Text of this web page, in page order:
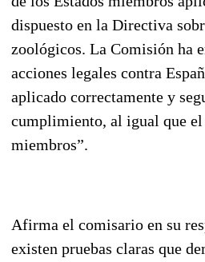
dispuesto en la Directiva
zoológicos. La Comisión ha
acciones legales contra
aplicado correctamente y
cumplimiento, al igual que el
miembros”.
Afirma el comisario en su
existen pruebas claras que